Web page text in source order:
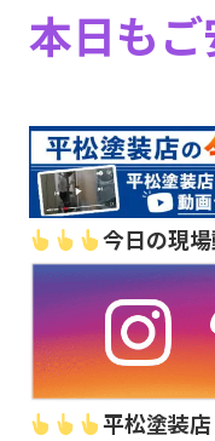
本日もご
今日の現
平松塗装